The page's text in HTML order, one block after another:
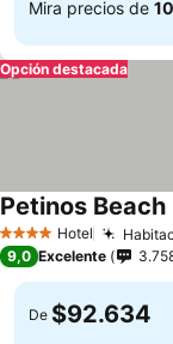
Mira precios de
Opción destacada
4 EstrellasHotel
Petinos Beach
9,0 Excelente
De $92.634